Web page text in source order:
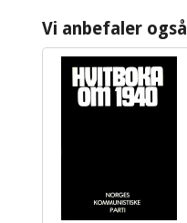
Vi anbefaler også